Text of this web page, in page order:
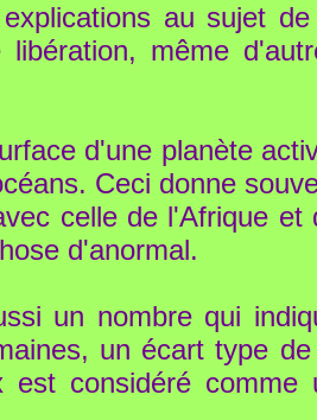
au sujet
même
d'une planète
Ceci donne
celle de l'Afrique et
d'anormal.
un nombre qui
un écart type
est considéré comme